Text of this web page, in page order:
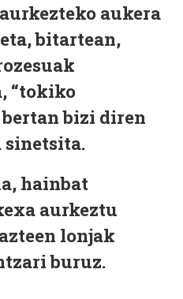
aukera
bitartean,
“tokiko
bizi diren
sinetsita.
hainbat
aurkeztu
lonjak
buruz.